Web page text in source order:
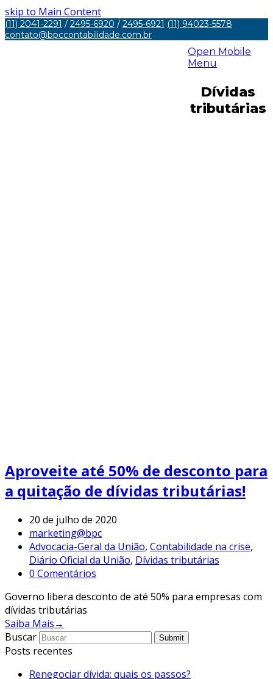
skip to Main Content
(11) 2041-2291 / 2495-6920 / 2495-6921 (11) 94023-5578
contato@bpccontabilidade.com.br
Open Mobile
Menu
Dívidas
tributárias
Aproveite até 50% de desconto para
a quitação de dívidas tributárias!
20 de julho de 2020
marketing@bpc
Advocacia-Geral da União, Contabilidade na crise,
Diário Oficial da União, Dívidas tributárias
0 Comentários
Governo libera desconto de até 50% para empresas com
dívidas tributárias
Saiba Mais→
Buscar
Submit
Posts recentes
Renegociar dívida: quais os passos?